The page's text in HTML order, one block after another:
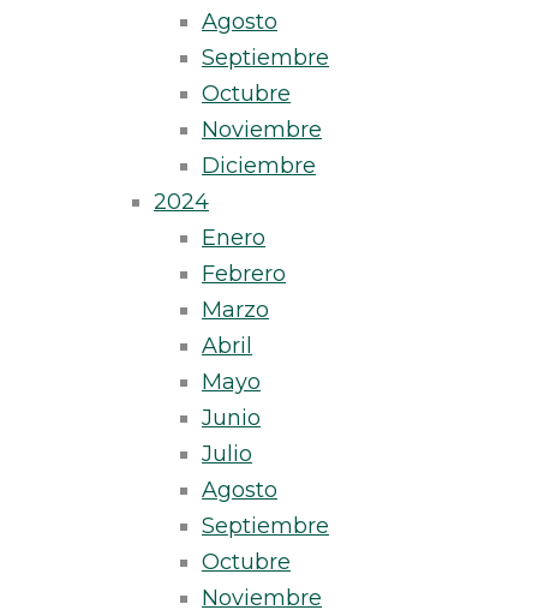
Agosto
Septiembre
Octubre
Noviembre
Diciembre
2024
Enero
Febrero
Marzo
Abril
Mayo
Junio
Julio
Agosto
Septiembre
Octubre
Noviembre